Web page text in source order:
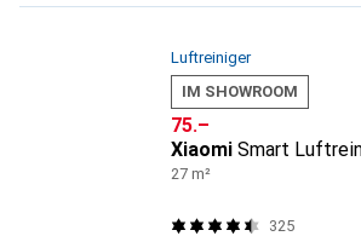
Luftreiniger
IM SHOWROOM
CHF
75.–
Xiaomi Smart
27 m²
325